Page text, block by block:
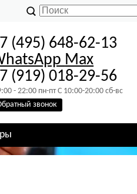
(495) 648-62-13
Max
(919) 018-29-56
- 22:00 пн-пт C 10:00-20:00 сб-вс
звонок